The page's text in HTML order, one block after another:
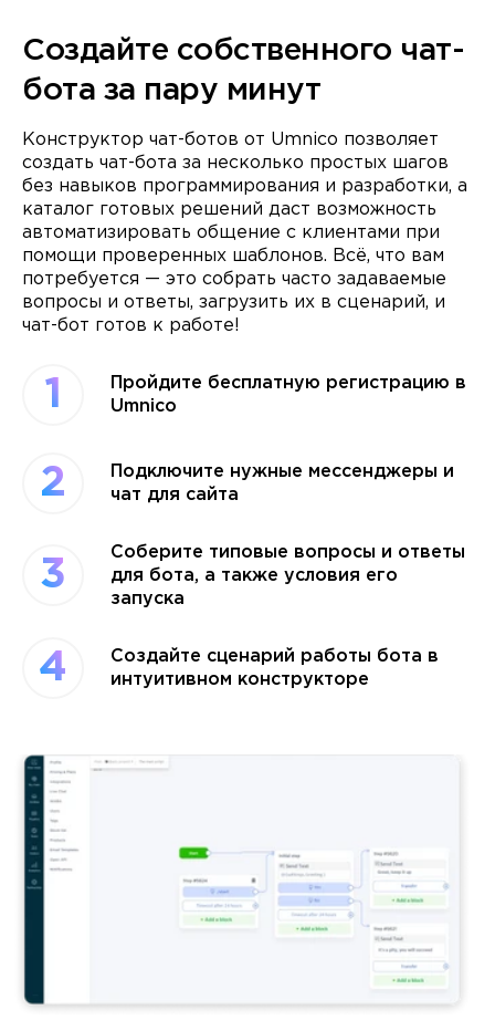
Создайте собственного чат-
бота за пару минут
Конструктор чат-ботов от Umnico позволяет
создать чат-бота за несколько простых шагов
без навыков программирования и разработки, а
каталог готовых решений даст возможность
автоматизировать общение с клиентами при
помощи проверенных шаблонов. Всё, что вам
потребуется — это собрать часто задаваемые
вопросы и ответы, загрузить их в сценарий, и
чат-бот готов к работе!
1
Пройдите бесплатную регистрацию в
Umnico
2
Подключите нужные мессенджеры и
чат для сайта
3
Соберите типовые вопросы и ответы
для бота, а также условия его
запуска
4
Создайте сценарий работы бота в
интуитивном конструкторе